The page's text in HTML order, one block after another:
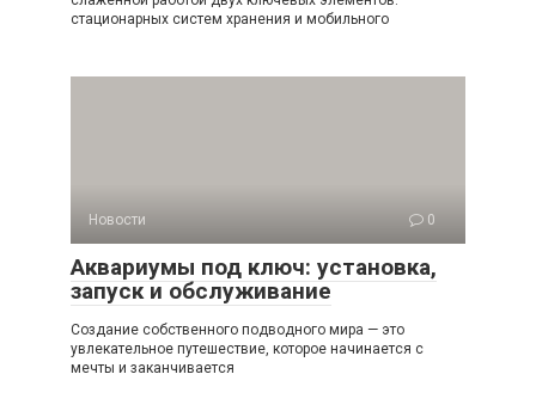
стационарных систем хранения и мобильного
Новости 0
Аквариумы под ключ: установка,
запуск и обслуживание
Создание собственного подводного мира — это
увлекательное путешествие, которое начинается с
мечты и заканчивается